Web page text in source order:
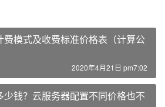
费模式及收费标准价格表（计算公
2020年4月21日 pm7:02
少钱？云服务器配置不同价格也不